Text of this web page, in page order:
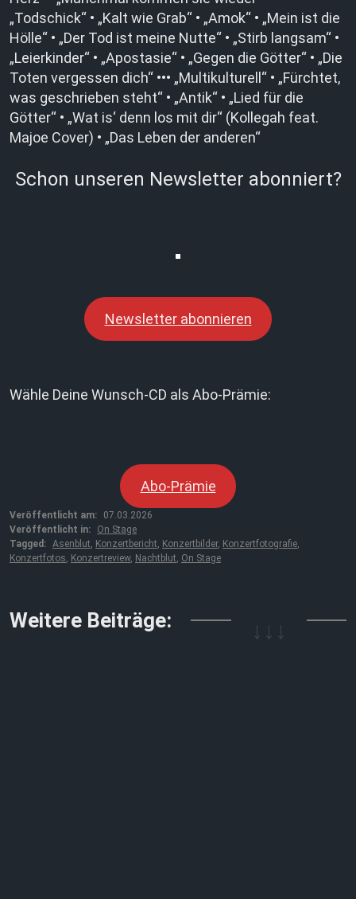
„Todschick“ • „Kalt wie Grab“ • „Amok“ • „Mein ist die
Hölle“ • „Der Tod ist meine Nutte“ • „Stirb langsam“ •
„Leierkinder“ • „Apostasie“ • „Gegen die Götter“ • „Die
Toten vergessen dich“ ••• „Multikulturell“ • „Fürchtet,
was geschrieben steht“ • „Antik“ • „Lied für die
Götter“ • „Wat is‘ denn los mit dir“ (Kollegah feat.
Majoe Cover) • „Das Leben der anderen“
Schon unseren Newsletter abonniert?
Newsletter abonnieren
Wähle Deine Wunsch-CD als Abo-Prämie:
Abo-Prämie
Veröffentlicht am:
07.03.2026
Veröffentlicht in:
On Stage
Tagged: Asenblut, Konzertbericht, Konzertbilder, Konzertfotografie,
Konzertfotos, Konzertreview, Nachtblut, On Stage
Weitere Beiträge: